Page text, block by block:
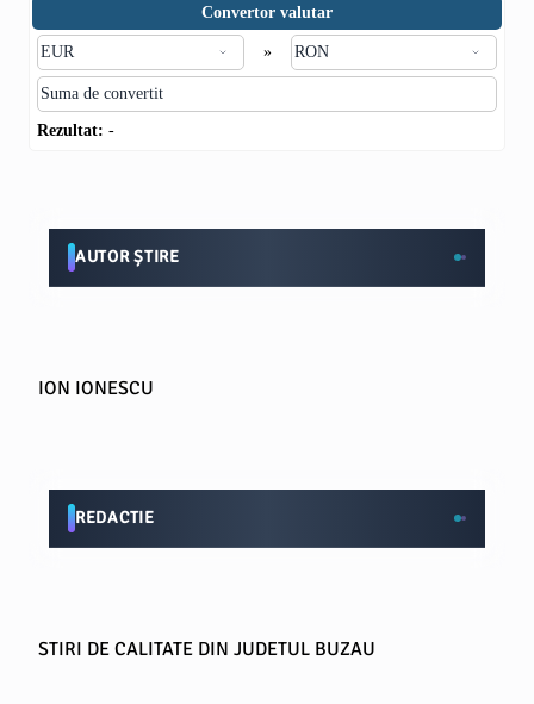
Convertor valutar
»
Rezultat: -
AUTOR ȘTIRE
ION IONESCU
REDACTIE
STIRI DE CALITATE DIN JUDETUL BUZAU